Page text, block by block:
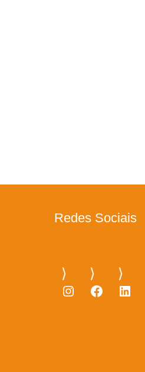
Redes Sociais
Instagram
Facebook